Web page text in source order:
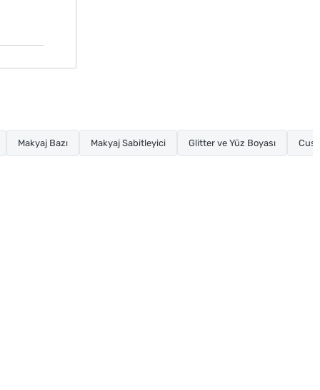
Makyaj Bazı Makyaj Sabitleyici Glitter ve Yüz Boyası